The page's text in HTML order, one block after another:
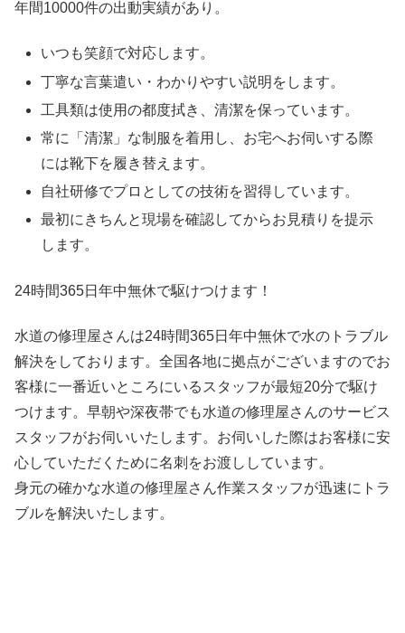
年間10000件の出動実績があり。
いつも笑顔で対応します。
丁寧な言葉遣い・わかりやすい説明をします。
工具類は使用の都度拭き、清潔を保っています。
常に「清潔」な制服を着用し、お宅へお伺いする際
には靴下を履き替えます。
自社研修でプロとしての技術を習得しています。
最初にきちんと現場を確認してからお見積りを提示
します。
24時間365日 年中無休で駆けつけます！
水道の修理屋さんは24時間365日年中無休で水のトラブル
解決をしております。全国各地に拠点がございますのでお
客様に一番近いところにいるスタッフが最短20分で駆け
つけます。早朝や深夜帯でも水道の修理屋さんのサービス
スタッフがお伺いいたします。お伺いした際はお客様に安
心していただくために名刺をお渡ししています。
身元の確かな水道の修理屋さん作業スタッフが迅速にトラ
ブルを解決いたします。